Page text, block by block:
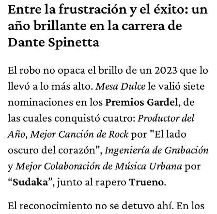
Entre la frustración y el éxito: un
año brillante en la carrera de
Dante Spinetta
El robo no opaca el brillo de un 2023 que lo
llevó a lo más alto. Mesa Dulcele valió siete
nominaciones en los Premios Gardel, de
las cuales conquistó cuatro: Productor del
Año, Mejor Canción de Rockpor "El lado
oscuro del corazón", Ingeniería de Grabación
yMejor Colaboración de Música Urbanapor
“Sudaka”, junto al rapero Trueno.
El reconocimiento no se detuvo ahí. En los